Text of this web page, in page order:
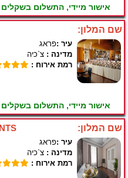
אישור מיידי, התשלום
שם המלון:
עיר :פראג
מדינה : צ`כיה
רמת אירוח :
אישור מיידי, התשלום
שם המלון:
עיר :פראג
מדינה : צ`כיה
רמת אירוח :